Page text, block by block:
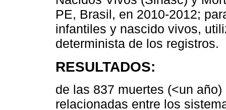
PE, Brasil, en 2010-2012;
infantiles y nascido vivos,
determinista de los registros.
RESULTADOS:
de las 837 muertes (<un
relacionadas entre los